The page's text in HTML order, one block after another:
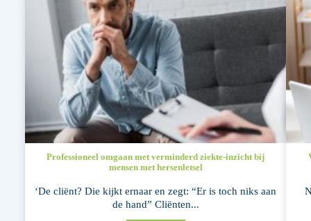
Professioneel omgaan met verminderd ziekte-inzicht bij
mensen met hersenletsel
‘De cliënt? Die kijkt ernaar en zegt: “Er is toch niks aan
de hand” Cliënten...